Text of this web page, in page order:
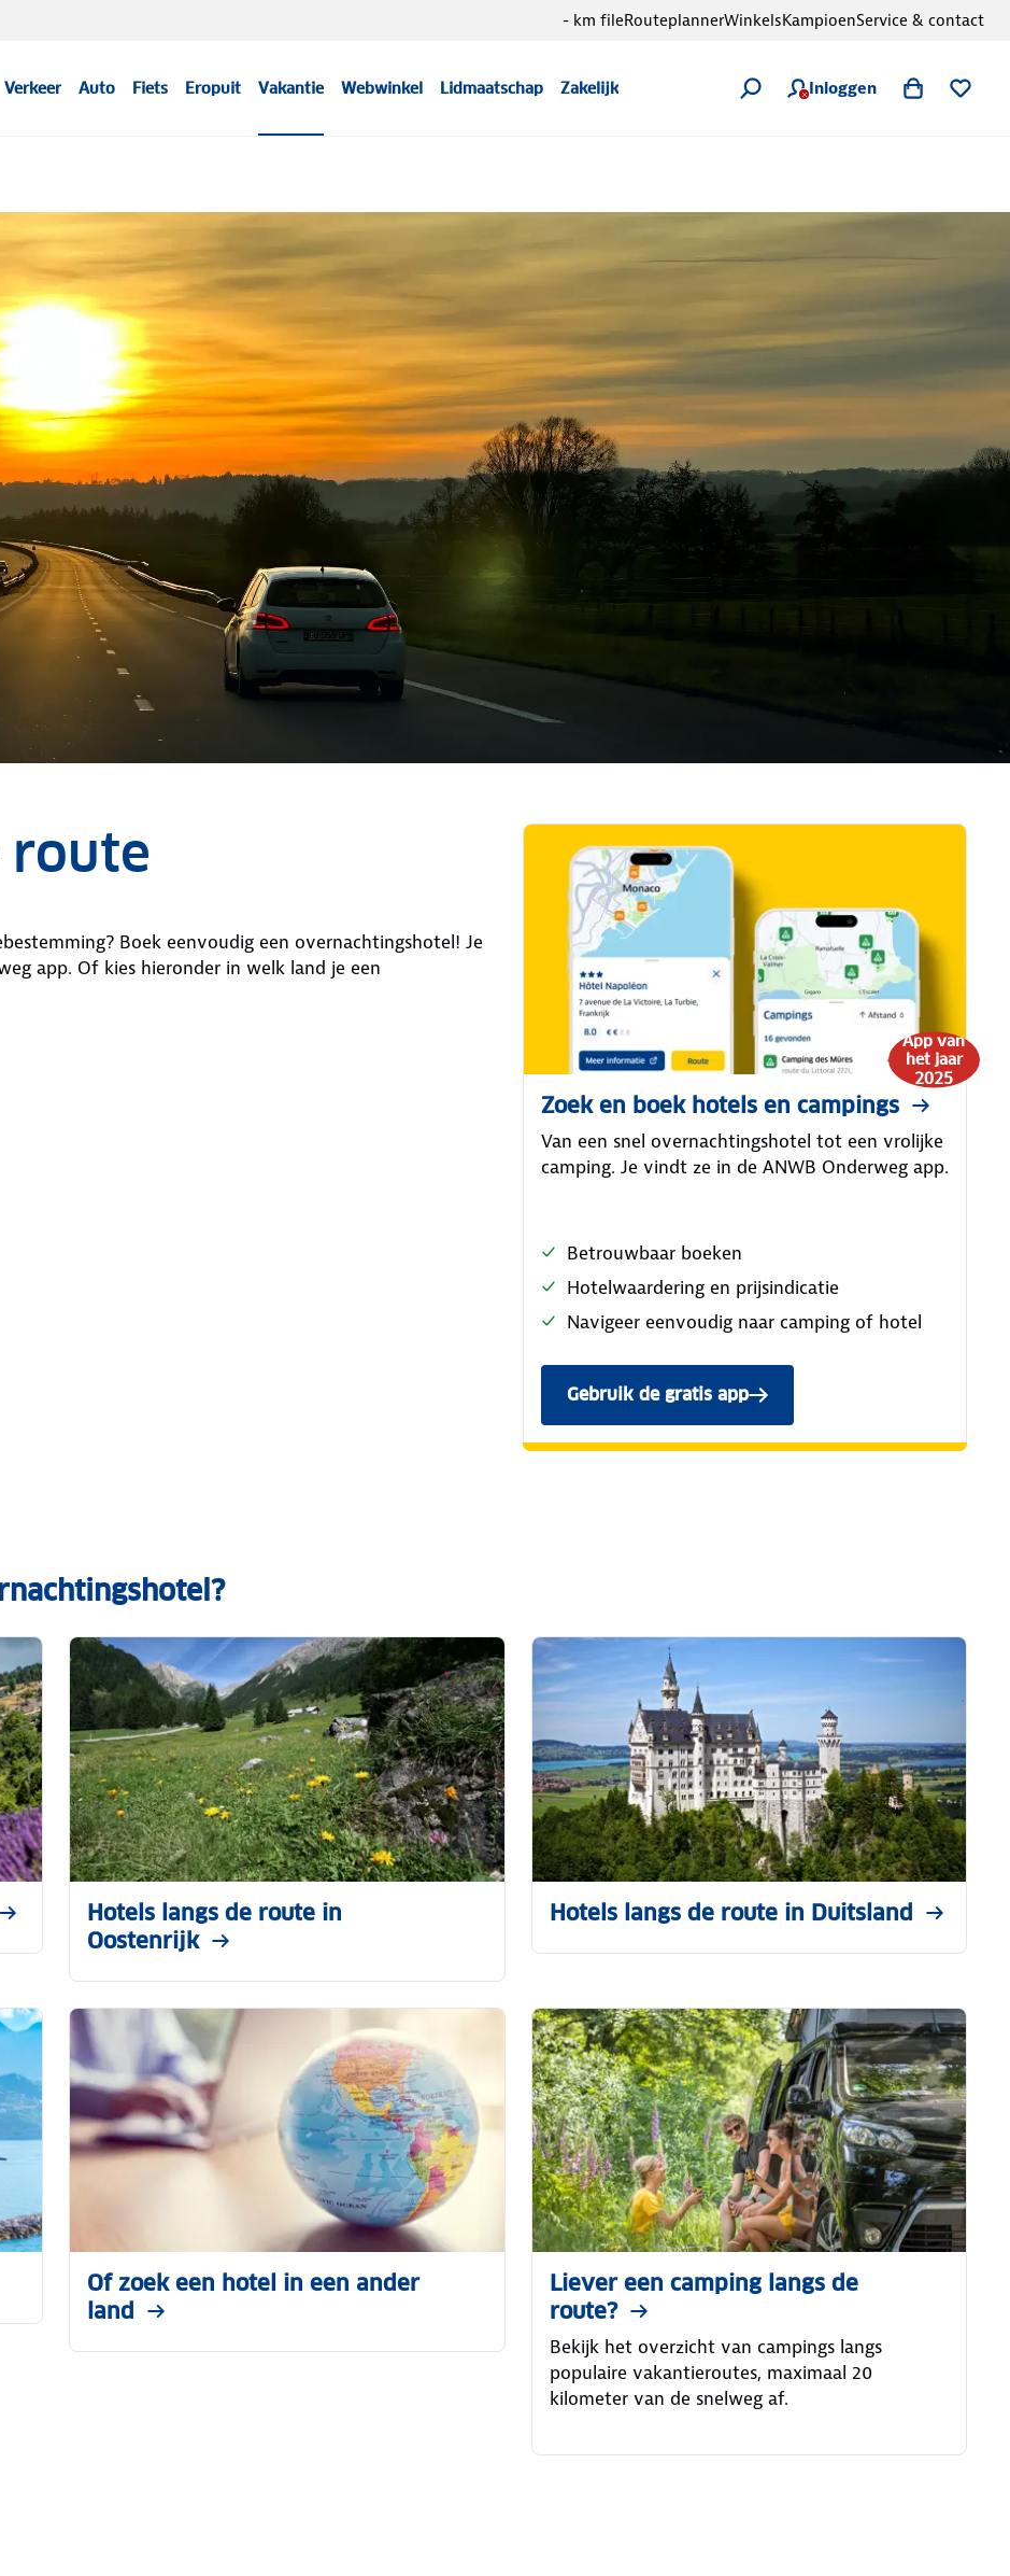
Verkeer Auto Fiets Eropuit Vakantie Webwinkel Lidmaatschap Zakelijk Inloggen
- km fileRouteplannerWinkelsKampioenService & contact
route
Boek eenvoudig een overnachtingshotel! Je
app. Of kies hieronder in welk land je een
App van
het jaar
2025
Zoek en boek hotels en campings
Van een snel overnachtingshotel tot een vrolijke
camping. Je vindt ze in de ANWB Onderweg app.
Betrouwbaar boeken
Hotelwaardering en prijsindicatie
Navigeer eenvoudig naar camping of hotel
Gebruik de gratis app
Hotels langs de route in
Oostenrijk
Hotels langs de route in Duitsland
Of zoek een hotel in een ander
land
Liever een camping langs de
route?
Bekijk het overzicht van campings langs
populaire vakantieroutes, maximaal 20
kilometer van de snelweg af.